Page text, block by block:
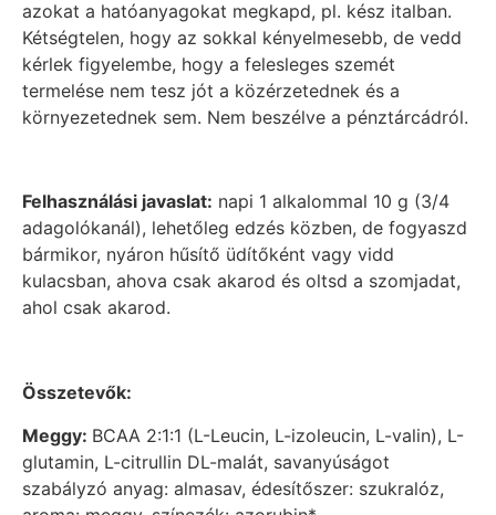
azokat a hatóanyagokat megkapd, pl. kész italban.
Kétségtelen, hogy az sokkal kényelmesebb, de vedd
kérlek figyelembe, hogy a felesleges szemét
termelése nem tesz jót a közérzetednek és a
környezetednek sem. Nem beszélve a pénztárcádról.
Felhasználási javaslat: napi 1 alkalommal 10 g (3/4
adagolókanál), lehetőleg edzés közben, de fogyaszd
bármikor, nyáron hűsítő üdítőként vagy vidd
kulacsban, ahova csak akarod és oltsd a szomjadat,
ahol csak akarod.
Összetevők:
Meggy: BCAA 2:1:1 (L-Leucin, L-izoleucin, L-valin), L-
glutamin, L-citrullin DL-malát, savanyúságot
szabályzó anyag: almasav, édesítőszer: szukralóz,